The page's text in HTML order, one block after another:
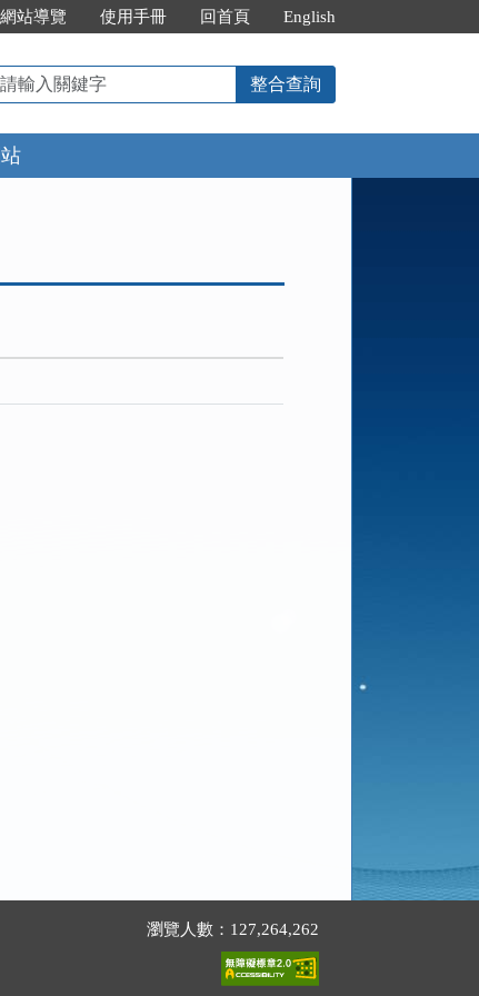
網站導覽 使用手冊 回首頁 English
整合查詢
瀏覽人數：127,264,262